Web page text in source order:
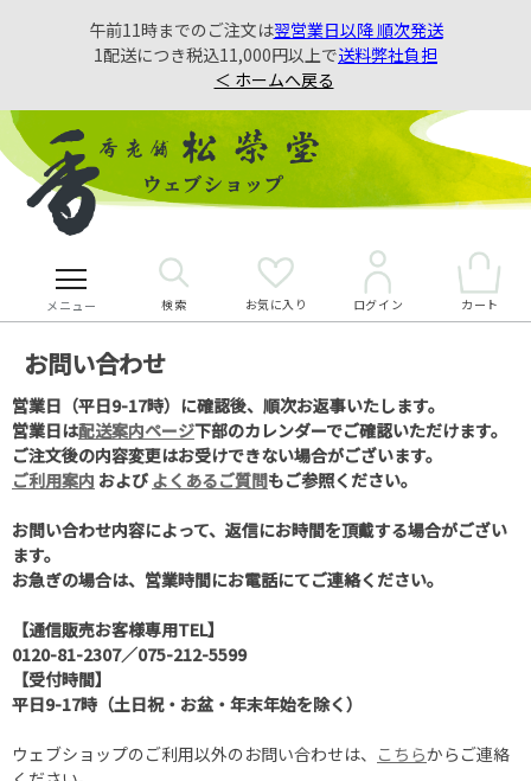
午前11時までのご注文は翌営業日以降 順次発送
1配送につき税込11,000円以上で送料弊社負担
＜ ホームへ戻る
メニュー 検索 お気に入り ログイン カート
お問い合わせ
営業日（平日9-17時）に確認後、順次お返事いたします。
営業日は配送案内ページ下部のカレンダーでご確認いただけます。
ご注文後の内容変更はお受けできない場合がございます。
ご利用案内 および よくあるご質問もご参照ください。
お問い合わせ内容によって、返信にお時間を頂戴する場合がござい
ます。
お急ぎの場合は、営業時間にお電話にてご連絡ください。
【通信販売お客様専用TEL】
0120-81-2307／075-212-5599
【受付時間】
平日9-17時（土日祝・お盆・年末年始を除く）
ウェブショップのご利用以外のお問い合わせは、 こちらからご連絡